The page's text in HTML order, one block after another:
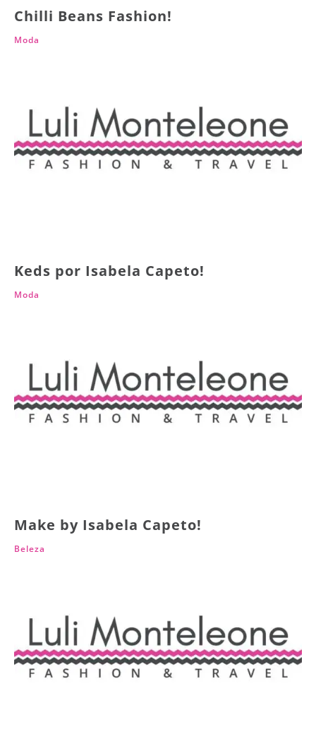
Chilli Beans Fashion!
Moda
Keds por Isabela Capeto!
Moda
Make by Isabela Capeto!
Beleza